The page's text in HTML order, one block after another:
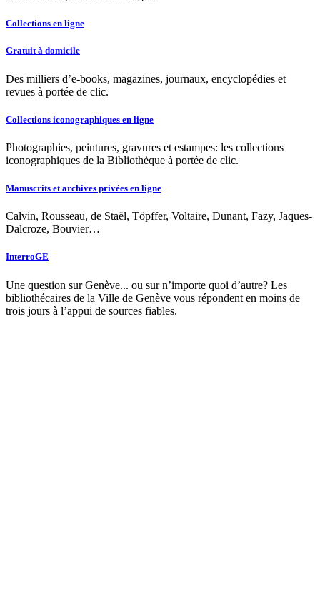
Collections en ligne
Gratuit à domicile
Des milliers d’e-books, magazines, journaux, encyclopédies et
revues à portée de clic.
Collections iconographiques en ligne
Photographies, peintures, gravures et estampes: les collections
iconographiques de la Bibliothèque à portée de clic.
Manuscrits et archives privées en ligne
Calvin, Rousseau, de Staël, Töpffer, Voltaire, Dunant, Fazy, Jaques-
Dalcroze, Bouvier…
InterroGE
Une question sur Genève... ou sur n’importe quoi d’autre? Les
bibliothécaires de la Ville de Genève vous répondent en moins de
trois jours à l’appui de sources fiables.